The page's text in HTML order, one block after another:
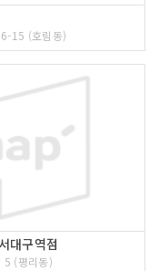
15 (호림동)
대구역점
5 (평리동)